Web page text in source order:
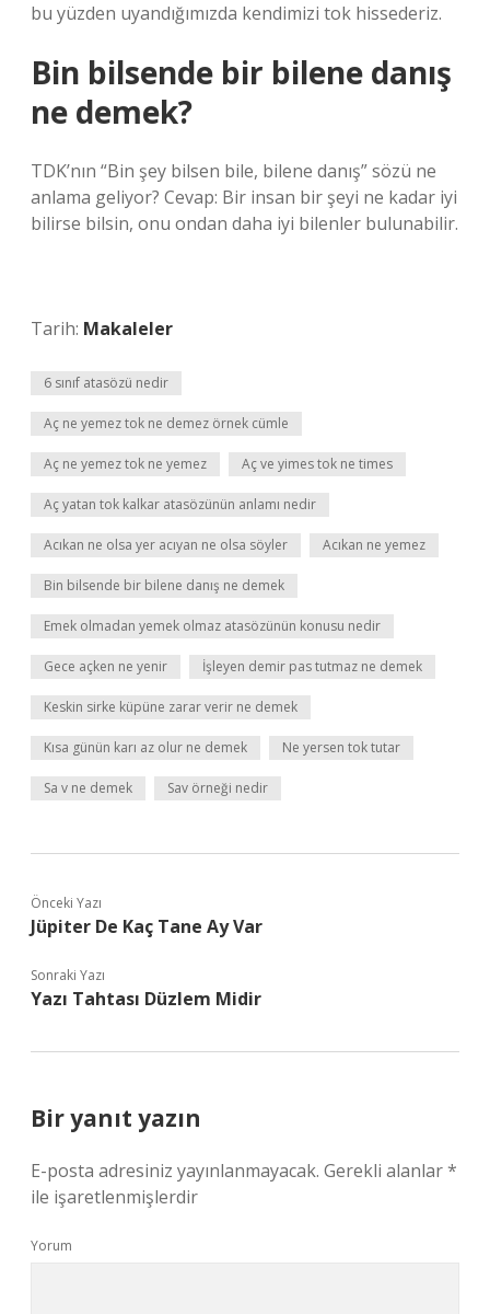
bu yüzden uyandığımızda kendimizi tok hissederiz.
Bin bilsende bir bilene danış
ne demek?
TDK’nın “Bin şey bilsen bile, bilene danış” sözü ne
anlama geliyor? Cevap: Bir insan bir şeyi ne kadar iyi
bilirse bilsin, onu ondan daha iyi bilenler bulunabilir.
Tarih: Makaleler
6 sınıf atasözü nedir
Aç ne yemez tok ne demez örnek cümle
Aç ne yemez tok ne yemez Aç ve yimes tok ne times
Aç yatan tok kalkar atasözünün anlamı nedir
Acıkan ne olsa yer acıyan ne olsa söyler Acıkan ne yemez
Bin bilsende bir bilene danış ne demek
Emek olmadan yemek olmaz atasözünün konusu nedir
Gece açken ne yenir İşleyen demir pas tutmaz ne demek
Keskin sirke küpüne zarar verir ne demek
Kısa günün karı az olur ne demek Ne yersen tok tutar
Sa v ne demek Sav örneği nedir
Önceki Yazı
Jüpiter De Kaç Tane Ay Var
Sonraki Yazı
Yazı Tahtası Düzlem Midir
Bir yanıt yazın
E-posta adresiniz yayınlanmayacak. Gerekli alanlar*
ile işaretlenmişlerdir
Yorum